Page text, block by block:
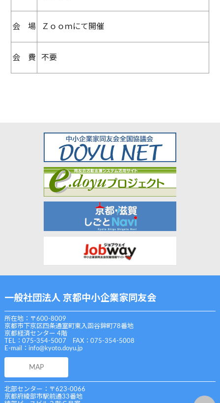
会 場 Ｚｏｏｍにて開催
会 費 不要
一般社団法人 京都中小企業家同友会
所在地：〒600-8009
京都市下京区四条通室町東入函谷鉾町78番地
京都経済センター 4階
TEL：075-354-5007 FAX：075-354-5008
E-mail： info@kyoto.doyu.jp
MAP
北部センター：〒623-0066
京都府綾部市駅前通33番地